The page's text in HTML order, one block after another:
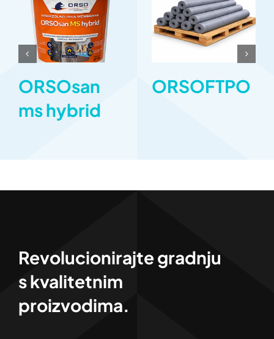
ORSOsan
ms hybrid
ORSOFTPO
Revolucionirajte gradnju
s kvalitetnim
proizvodima.